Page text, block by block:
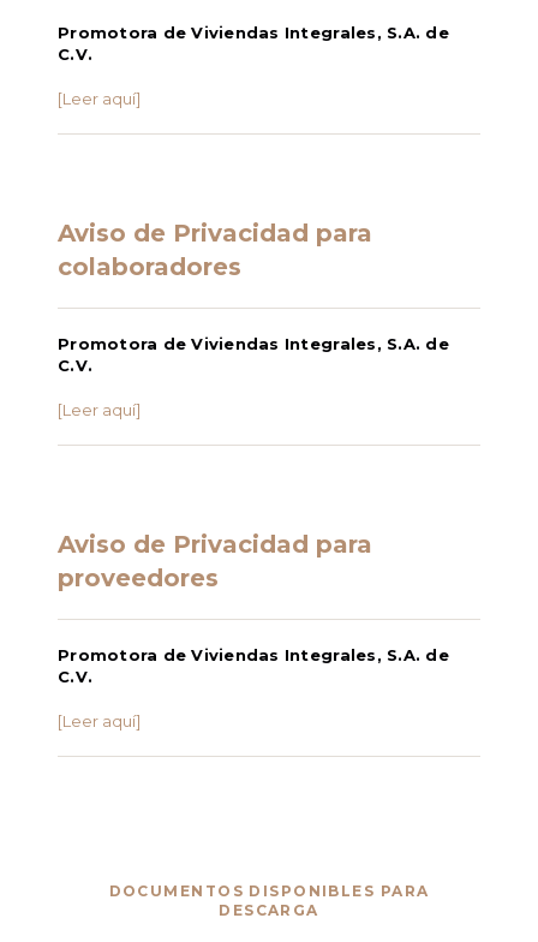
Promotora de Viviendas Integrales, S.A. de
C.V.
[Leer aquí]
Aviso de Privacidad para
colaboradores
Promotora de Viviendas Integrales, S.A. de
C.V.
[Leer aquí]
Aviso de Privacidad para
proveedores
Promotora de Viviendas Integrales, S.A. de
C.V.
[Leer aquí]
DOCUMENTOS DISPONIBLES PARA
DESCARGA